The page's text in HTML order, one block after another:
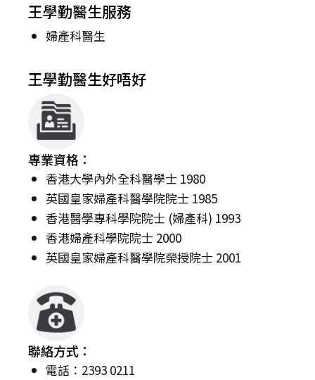
王學勤醫生服務
婦產科醫生
王學勤醫生好唔好
專業資格：
香港大學內外全科醫學士 1980
英國皇家婦產科醫學院院士 1985
香港醫學專科學院院士 (婦產科) 1993
香港婦產科學院院士 2000
英國皇家婦產科醫學院榮授院士 2001
聯絡方式：
電話：2393 0211